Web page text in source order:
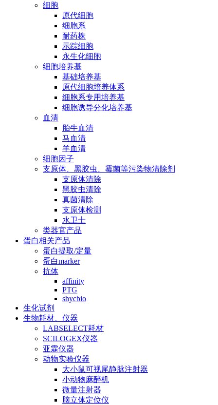
细胞
原代细胞
细胞系
耐药株
示踪细胞
永生化细胞
细胞培养基
基础培养基
原代细胞培养体系
细胞系专用培养基
细胞诱导分化培养基
血清
胎牛血清
马血清
羊血清
细胞因子
支原体、黑胶虫、霉菌等污染物清除剂
支原体清除
黑胶虫清除
真菌清除
支原体检测
水卫士
类器官产品
蛋白相关产品
蛋白提取/定量
蛋白marker
抗体
affinity
PTG
shycbio
生化试剂
生物耗材、仪器
LABSELECT耗材
SCILOGEX仪器
亚霖仪器
动物实验仪器
大小鼠可视尾静脉注射器
小动物麻醉机
微量注射器
脑立体定位仪